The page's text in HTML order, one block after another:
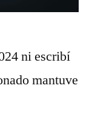
ni escribí
mantuve